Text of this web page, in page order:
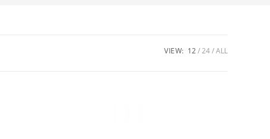
VIEW: 12 24 ALL